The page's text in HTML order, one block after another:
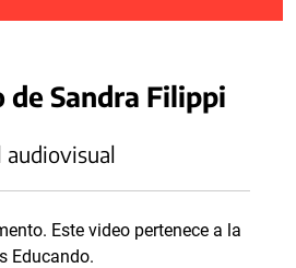
Sandra Filippi
audiovisual
Este video pertenece a la
Educando.